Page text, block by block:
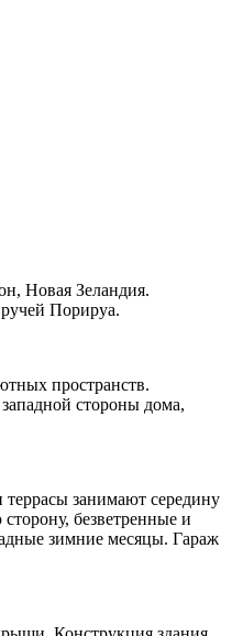
Новая Зеландия.
Порируа.
пространств.
стороны дома,
занимают середину
безветренные и
зимние месяцы. Гараж